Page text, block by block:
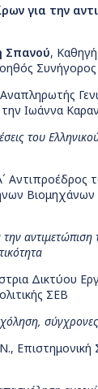
για την
Σπανού,
Συνήγορος
Αναπληρωτής
Ιωάννα
του
Αντιπροέδρος
Βιομηχάνων
αντιμετώπιση
Δικτύου
ΣΕΒ
Επιστημονική